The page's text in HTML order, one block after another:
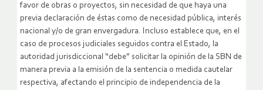
favor de obras o proyectos, sin necesidad de que haya una
previa declaración de éstas como de necesidad pública, interés
nacional y/o de gran envergadura. Incluso establece que, en el
caso de procesos judiciales seguidos contra el Estado, la
autoridad jurisdiccional “debe” solicitar la opinión de la SBN de
manera previa a la emisión de la sentencia o medida cautelar
respectiva, afectando el principio de independencia de la